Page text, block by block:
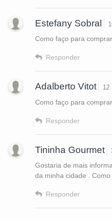
Estefany Sobral
Como faço para
Responder
Adalberto Vitot 12
Como faço para
Responder
Tininha Gourmet
Gostaria de mais
da minha cidade .
Responder